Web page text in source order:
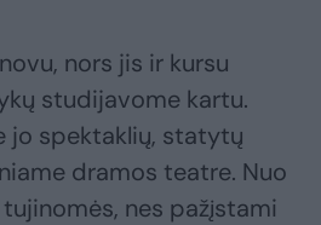
nors jis ir kursu
studijavome kartu.
jo spektaklių, statytų
dramos teatre. Nuo
nes pažįstami